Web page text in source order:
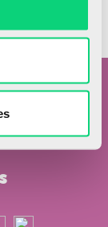
ouders